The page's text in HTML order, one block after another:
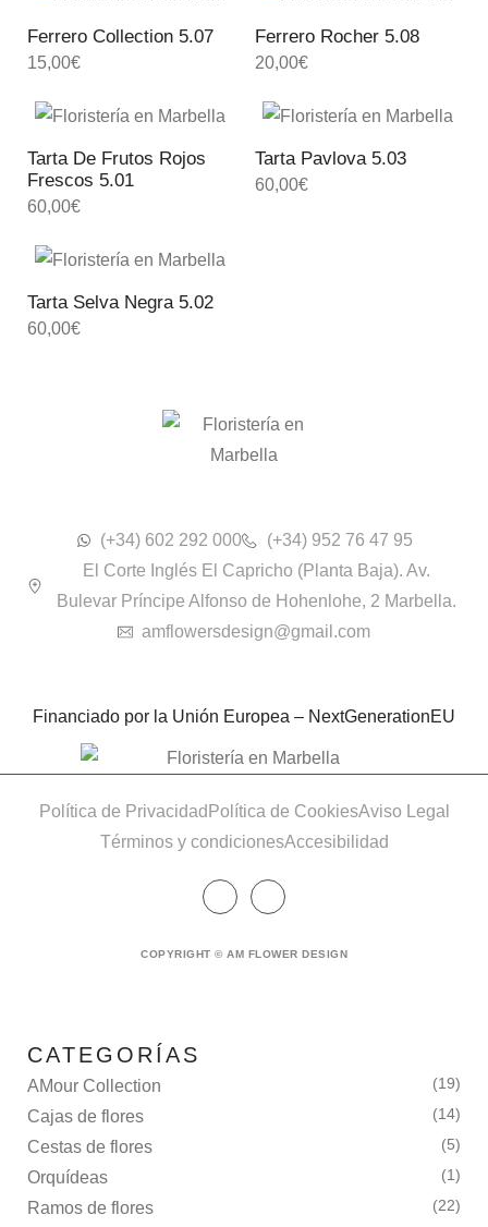
Ferrero Collection 5.07
15,00€
Ferrero Rocher 5.08
20,00€
Tarta De Frutos Rojos
Frescos 5.01
60,00€
Tarta Pavlova 5.03
60,00€
Tarta Selva Negra 5.02
60,00€
(+34) 602 292 000
(+34) 952 76 47 95
El Corte Inglés El Capricho (Planta Baja). Av.
Bulevar Príncipe Alfonso de Hohenlohe, 2 Marbella.
amflowersdesign@gmail.com
Financiado por la Unión Europea – NextGenerationEU
Política de Privacidad Política de CookiesAviso Legal
Términos y condicionesAccesibilidad
COPYRIGHT © AM FLOWER DESIGN
CATEGORÍAS
AMour Collection (19)
Cajas de flores (14)
Cestas de flores (5)
Orquídeas (1)
Ramos de flores (22)